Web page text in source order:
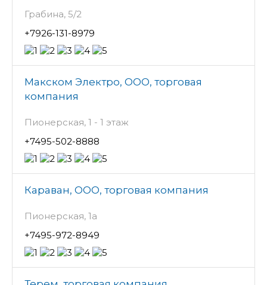
Грабина, 5/2
+7926-131-8979
Макском Электро, ООО, торговая
компания
Пионерская, 1 - 1 этаж
+7495-502-8888
Караван, ООО, торговая компания
Пионерская, 1а
+7495-972-8949